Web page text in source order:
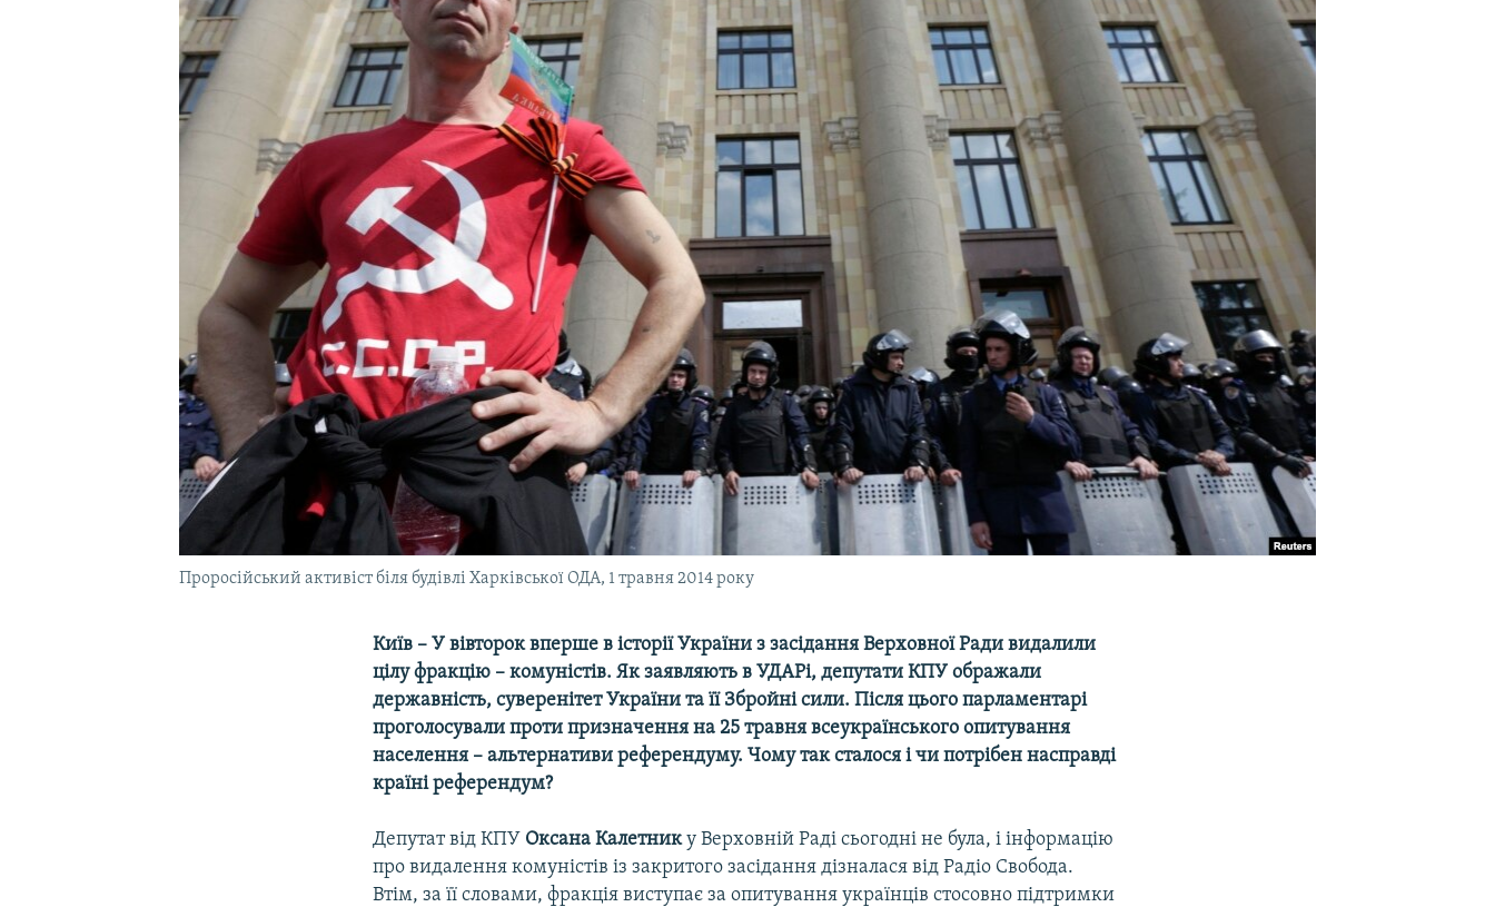
УКРАЇНСЬКА ПРОБЛЕМА КРИМУ
Проросійський активіст біля будівлі Харківської ОДА, 1 травня 2014 року
Київ – У вівторок вперше в історії України з засідання Верховної Ради видалили
цілу фракцію – комуністів. Як заявляють в УДАРі, депутати КПУ ображали
державність, суверенітет України та її Збройні сили. Після цього парламентарі
проголосували проти призначення на 25 травня всеукраїнського опитування
населення – альтернативи референдуму. Чому так сталося і чи потрібен насправді
країні референдум?
Депутат від КПУ Оксана Калетнику Верховній Раді сьогодні не була, і інформацію
про видалення комуністів із закритого засідання дізналася від Радіо Свобода.
Втім, за її словами, фракція виступає за опитування українців стосовно підтримки